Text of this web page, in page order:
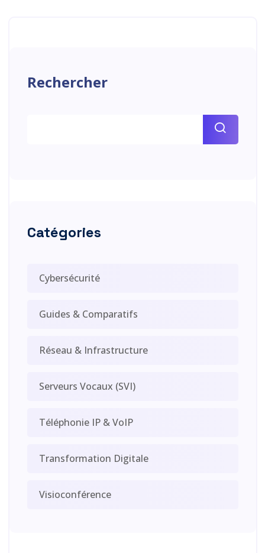
Rechercher
Catégories
Cybersécurité
Guides & Comparatifs
Réseau & Infrastructure
Serveurs Vocaux (SVI)
Téléphonie IP & VoIP
Transformation Digitale
Visioconférence